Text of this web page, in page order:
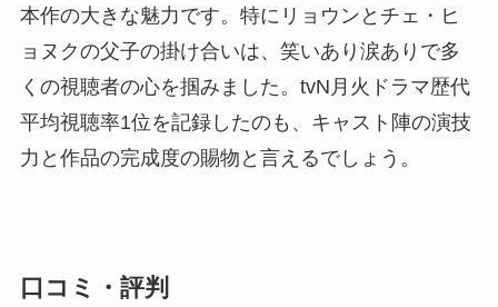
本作の大きな魅力です。特にリョウンとチェ・ヒ
ョヌクの父子の掛け合いは、笑いあり涙ありで多
くの視聴者の心を掴みました。tvN月火ドラマ歴代
平均視聴率1位を記録したのも、キャスト陣の演技
力と作品の完成度の賜物と言えるでしょう。
口コミ・評判